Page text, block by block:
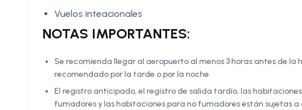
Vuelos inteacionales
NOTAS IMPORTANTES:
Se recomienda llegar al aeropuerto al menos 3 horas antes de la
recomendado por la tarde o por la noche
El registro anticipado, el registro de salida tardío, las
fumadores y las habitaciones para no fumadores están sujetas